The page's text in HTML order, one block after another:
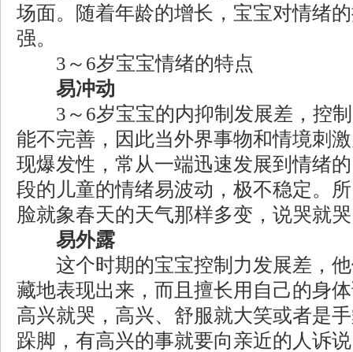
场面。随着年龄的增长，宝宝对情绪
强。
3～6岁宝宝情绪的特点
易冲动
3～6岁宝宝的内抑制发展差，控制
能不完善，因此当外界事物和情境刺
现爆发性，常从一端迅速发展到情绪
段的儿童的情绪易波动，极不稳定。
脸就象春天的天气那样多变，说哭就
易外露
这个时期的宝宝控制力发展差，他
藏地表现出来，而且擅长用自己的身
高兴就哭，高兴、舒服就大笑或者是
跺脚，有高兴的事就要向亲近的人诉